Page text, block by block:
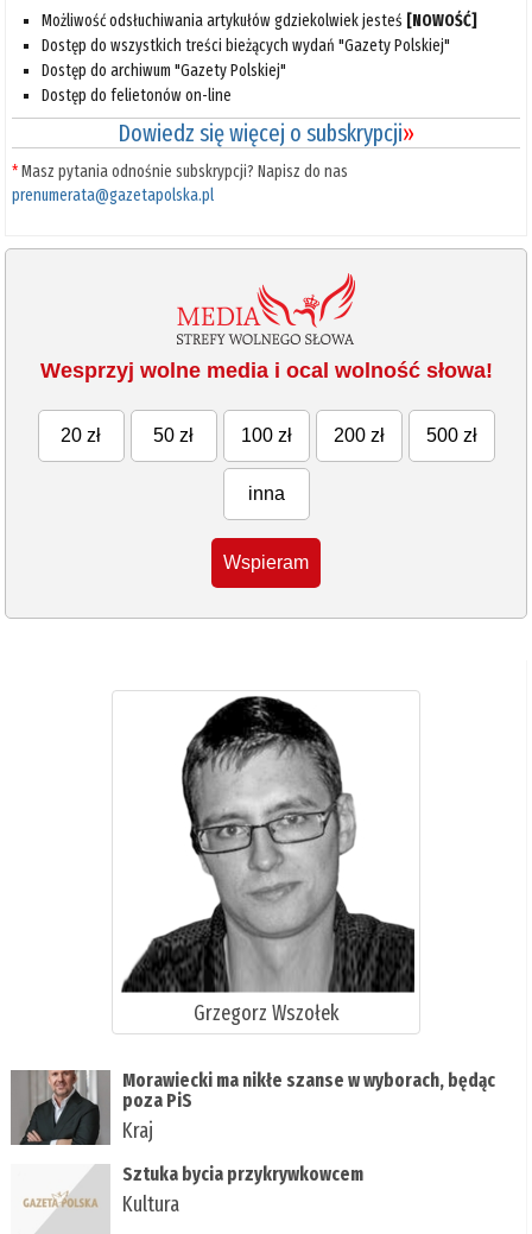
Możliwość odsłuchiwania artykułów gdziekolwiek jesteś [NOWOŚĆ]
Dostęp do wszystkich treści bieżących wydań "Gazety Polskiej"
Dostęp do archiwum "Gazety Polskiej"
Dostęp do felietonów on-line
Dowiedz się więcej o subskrypcji»
*Masz pytania odnośnie subskrypcji? Napisz do nas
prenumerata@gazetapolska.pl
Wesprzyj wolne media i ocal wolność słowa!
20 zł 50 zł 100 zł 200 zł 500 zł
inna
Wspieram
Grzegorz Wszołek
Morawiecki ma nikłe szanse w wyborach, będąc
poza PiS
Kraj
Sztuka bycia przykrywkowcem
Kultura